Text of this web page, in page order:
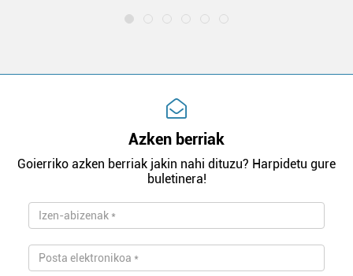
Azken berriak
Goierriko azken berriak jakin nahi dituzu? Harpidetu gure
buletinera!